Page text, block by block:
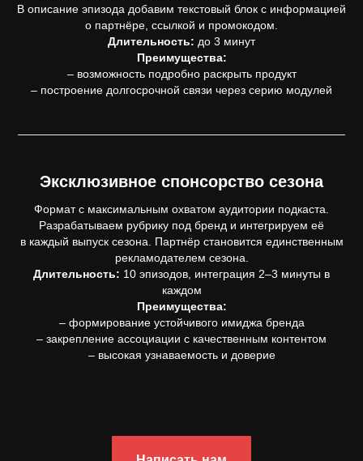
В описание эпизода добавим текстовый блок с информацией
о партнёре, ссылкой и промокодом.
Длительность: до 3 минут
Преимущества:
– возможность подробно раскрыть продукт
– построение долгосрочной связи через серию модулей
Эксклюзивное спонсорство сезона
Формат с максимальным охватом аудитории подкаста.
Разрабатываем рубрику под бренд и интегрируем её
в каждый выпуск сезона. Партнёр становится единственным
рекламодателем сезона.
Длительность: 10 эпизодов, интеграция 2–3 минуты в
каждом
Преимущества:
– формирование устойчивого имиджа бренда
– закрепление ассоциации с качественным контентом
– высокая узнаваемость и доверие